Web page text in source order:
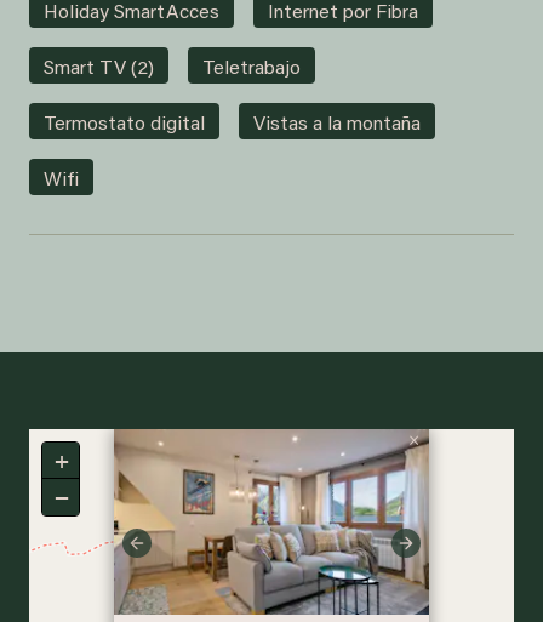
Holiday SmartAcces Internet por Fibra
Smart TV (2) Teletrabajo
Termostato digital Vistas a la montaña
Wifi
Previous Next
×
+
−